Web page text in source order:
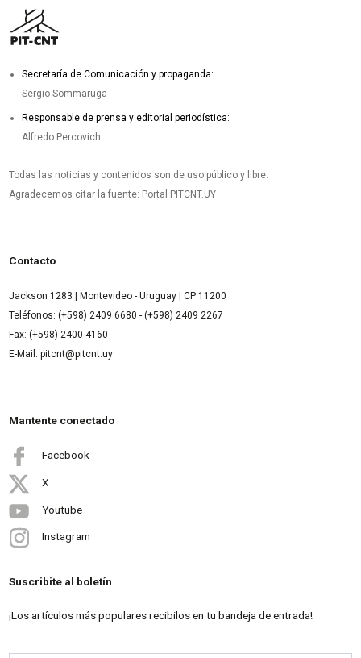
Secretaría de Comunicación y propaganda:
Sergio Sommaruga
Responsable de prensa y editorial periodística:
Alfredo Percovich
Todas las noticias y contenidos son de uso público y libre.
Agradecemos citar la fuente: Portal PITCNT.UY
Contacto
Jackson 1283 | Montevideo - Uruguay | CP 11200
Teléfonos: (+598) 2409 6680 - (+598) 2409 2267
Fax: (+598) 2400 4160
E-Mail: pitcnt@pitcnt.uy
Mantente conectado
Facebook
X
Youtube
Instagram
Suscribite al boletín
¡Los artículos más populares recibilos en tu bandeja de entrada!